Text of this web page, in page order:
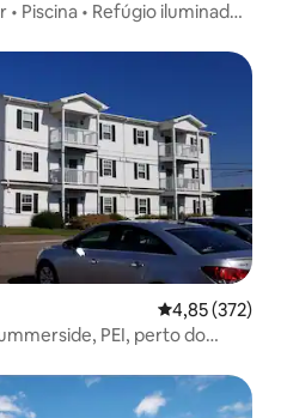
Piscina • Refúgio iluminado
4,85 de uma
4,85 (372)
PEI, perto do